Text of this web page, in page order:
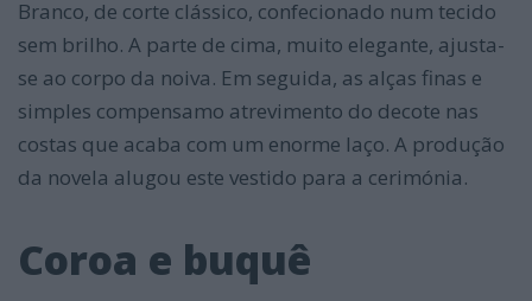
Branco, de corte clássico, confecionado num tecido
sem brilho. A parte de cima, muito elegante, ajusta-
se ao corpo da noiva. Em seguida, as alças finas e
simples compensamo atrevimento do decote nas
costas que acaba com um enorme laço. A produção
da novela alugou este vestido para a cerimónia.
Coroa e buquê